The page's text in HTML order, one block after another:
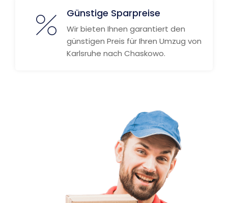
Günstige Sparpreise
Wir bieten Ihnen garantiert den
günstigen Preis für Ihren Umzug von
Karlsruhe nach Chaskowo.